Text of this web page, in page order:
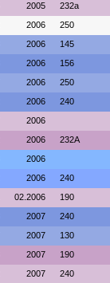
2005 232а
2006 250
2006 145
2006 156
2006 250
2006 240
2006
2006 232А
2006
2006 240
02.2006 190
2007 240
2007 130
2007 190
2007 240